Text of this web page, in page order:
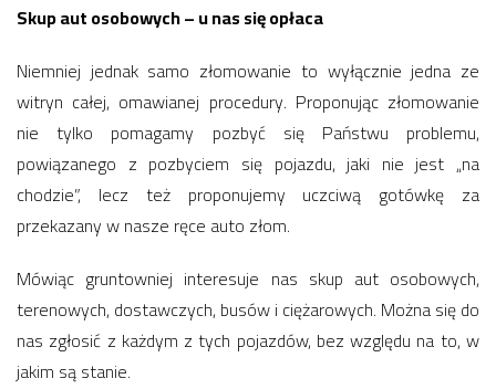
Skup aut osobowych – u nas się opłaca
Niemniej jednak samo złomowanie to wyłącznie jedna ze
witryn całej, omawianej procedury. Proponując złomowanie
nie tylko pomagamy pozbyć się Państwu problemu,
powiązanego z pozbyciem się pojazdu, jaki nie jest „na
chodzie”, lecz też proponujemy uczciwą gotówkę za
przekazany w nasze ręce auto złom.
Mówiąc gruntowniej interesuje nas skup aut osobowych,
terenowych, dostawczych, busów i ciężarowych. Można się do
nas zgłosić z każdym z tych pojazdów, bez względu na to, w
jakim są stanie.